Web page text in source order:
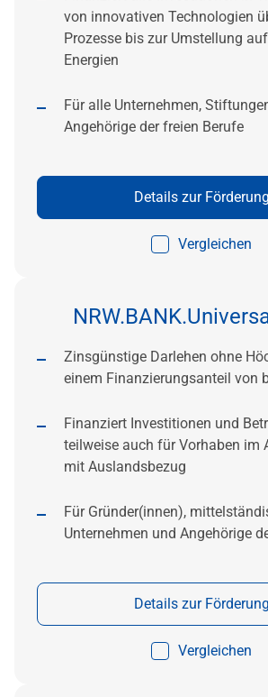
von innovativen Technologien
Prozesse bis zur Umstellung
Energien
Für alle Unternehmen,
Angehörige der freien Berufe
Vergleichen
Details zur Förderung
Zinsgünstige Darlehen ohne
einem Finanzierungsanteil von
Finanziert Investitionen und
teilweise auch für Vorhaben im
mit Auslandsbezug
Für Gründer(innen),
Unternehmen und Angehörige
Vergleichen
Details zur Förderung